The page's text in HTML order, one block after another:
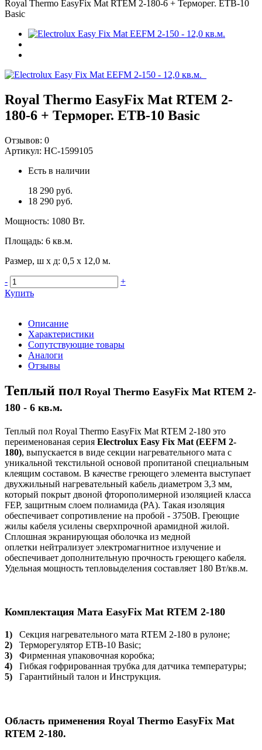
Royal Thermo EasyFix Mat RTEM 2-180-6 + Терморег. ETB-10
Basic
Royal Thermo EasyFix Mat RTEM 2-
180-6 + Терморег. ETB-10 Basic
Отзывов: 0
Артикул: НС-1599105
Есть в наличии
18 290 руб.
18 290 руб.
Мощность: 1080 Вт.
Площадь: 6 кв.м.
Размер, ш х д: 0,5 х 12,0 м.
-
+
Купить
Описание
Характеристики
Сопутствующие товары
Аналоги
Отзывы
Теплый пол Royal Thermo EasyFix Mat RTEM 2-
180 - 6 кв.м.
Теплый пол Royal Thermo EasyFix Mat RTEM 2-180 это
переименованая серия Electrolux Easy Fix Mat (EEFM 2-
180), выпускается в виде секции нагревательного мата c
уникальной текстильной основой пропитаной специальным
клеящим составом. В качестве греющего элемента выступает
двухжильный нагревательный кабель диаметром 3,3 мм,
который покрыт двоной фторополимерной изоляцией класса
FEP, защитным слоем полиамида (PA). Такая изоляция
обеспечивает сопротивление на пробой - 3750В. Греющие
жилы кабеля усилены сверхпрочной арамидной жилой.
Сплошная экранирующая оболочка из медной
оплетки нейтрализует электромагнитное излучение и
обеспечивает дополнительную прочность греющего кабеля.
Удельная мощность тепловыделения составляет 180 Вт/кв.м.
Комплектация Мата EasyFix Mat RTEM 2-180
1)
Секция нагревательного мата RTEM 2-180 в рулоне;
2)
Терморегулятор ETB-10 Basic;
3)
Фирменная упаковочная коробка;
4)
Гибкая гофрированная трубка для датчика температуры;
5)
Гарантийный талон и Инструкция.
Область применения Royal Thermo EasyFix Mat
RTEM 2-180.